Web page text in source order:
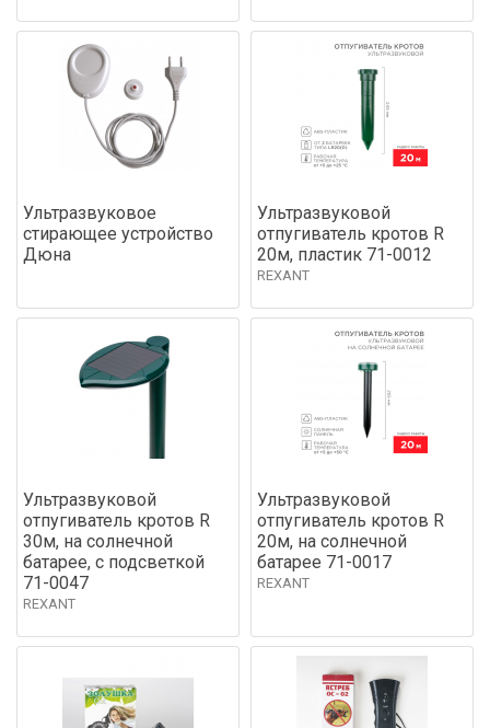
Ультразвуковое
стирающее устройство
Дюна
Ультразвуковой
отпугиватель кротов R
20м, пластик 71-0012
REXANT
Ультразвуковой
отпугиватель кротов R
30м, на солнечной
батарее, с подсветкой
71-0047
REXANT
Ультразвуковой
отпугиватель кротов R
20м, на солнечной
батарее 71-0017
REXANT